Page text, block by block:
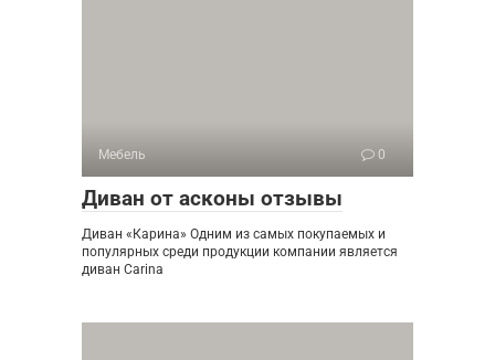
Мебель 0
Диван от асконы отзывы
Диван «Карина» Одним из самых покупаемых и
популярных среди продукции компании является
диван Carina